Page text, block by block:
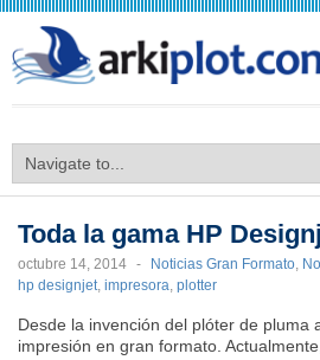
Toda la gama HP
octubre 14, 2014 - Noticias Gran Formato,
hp designjet, impresora, plotter
Desde la invención del plóter de pluma
impresión en gran formato.